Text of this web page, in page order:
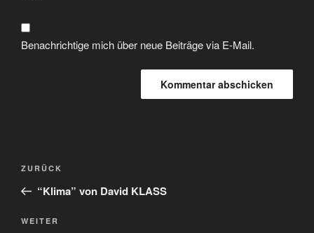
Benachrichtige mich über neue Beiträge via E-Mail.
ZURÜCK
“Klima” von David KLASS
WEITER